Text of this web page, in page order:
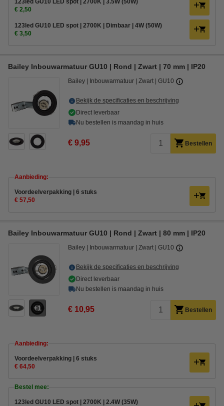
123led GU10 LED spot | 2700K | 3.5W (50W)
€ 2,50
123led GU10 LED spot | 2700K | Dimbaar | 4W (50W)
€ 3,50
Bailey Inbouwarmatuur GU10 | Rond | Zwart | 70 mm | IP20
Bailey Inbouwarmatuur Zwart GU10
Bekijk de specificaties en beschrijving
Direct leverbaar
Nu bestellen is maandag in huis
€ 9,95 Bestellen
Aanbieding:
Voordeelverpakking | 6 stuks
€ 57,50
Bailey Inbouwarmatuur GU10 | Rond | Zwart | 80 mm | IP20
1
Bailey Inbouwarmatuur Zwart GU10
Bekijk de specificaties en beschrijving
Direct leverbaar
Nu bestellen is maandag in huis
€ 10,95 Bestellen
Aanbieding:
Voordeelverpakking | 6 stuks
€ 64,50
Bestel mee:
123led GU10 LED spot | 2700K | 2.4W (35W)